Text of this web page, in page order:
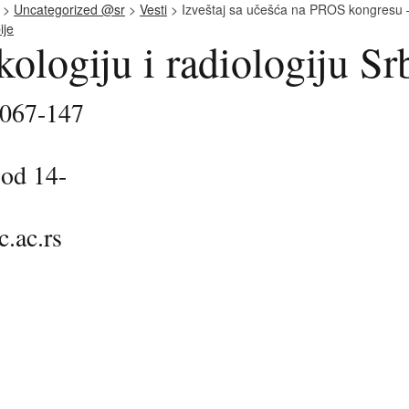
> Uncategorized @sr > Vesti > Izveštaj sa učešća na PROS kongresu
i radiologiju
147
14-